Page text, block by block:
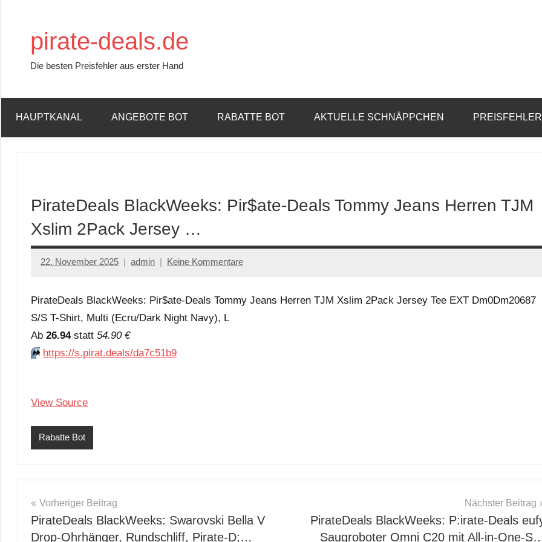
springenpirate-deals.de
Die besten Preisfehler aus erster Hand
HAUPTKANAL ANGEBOTE BOT RABATTE BOT AKTUELLE SCHNÄPPCHEN
PirateDeals BlackWeeks: Pir$ate-Deals Tommy Jeans Herren TJM
Xslim 2Pack Jersey …
22. November 2025 admin Keine Kommentare
PirateDeals BlackWeeks: Pir$ate-Deals Tommy Jeans Herren TJM Xslim 2Pack Jersey Tee EXT Dm0Dm20687
S/S T-Shirt, Multi (Ecru/Dark Night Navy), L
Аb 26.94statt 54.90 €
⏩️ https://s.pirat.deals/da7c51b9
View Source
Rabatte Bot
Beitragsnavigation
Vorheriger Beitrag
PirateDeals BlackWeeks: Swarovski Bella V
Drop-Ohrhänger, Rundschliff, Pirate-D;…
Nächster Beitrag
PirateDeals BlackWeeks: P:irate-Deals
Saugroboter Omni C20 mit All-in-One-